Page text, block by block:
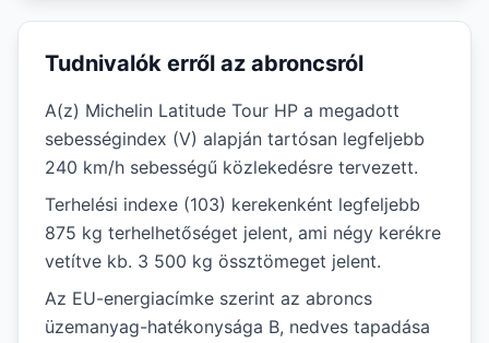
Tudnivalók erről az abroncsról
A(z) Michelin Latitude Tour HP a megadott
sebességindex (V) alapján tartósan legfeljebb
240 km/h sebességű közlekedésre tervezett.
Terhelési indexe (103) kerekenként legfeljebb
875 kg terhelhetőséget jelent, ami négy kerékre
vetítve kb. 3 500 kg össztömeget jelent.
Az EU-energiacímke szerint az abroncs
üzemanyag-hatékonysága B, nedves tapadása